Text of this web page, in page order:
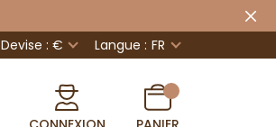
Devise : € Langue : FR